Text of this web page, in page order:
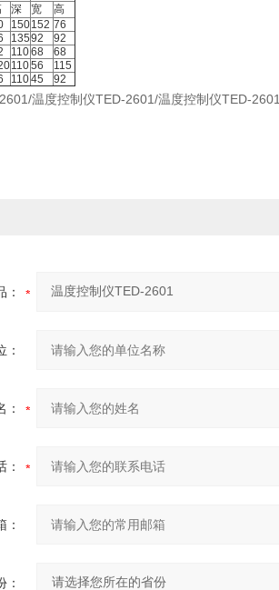
深 宽
高
150152 76
13592
92
11068
68
11056
115
11045 92
温度控制仪TED-2601/温度控制仪TED-2601
：
：
：
：
：
：